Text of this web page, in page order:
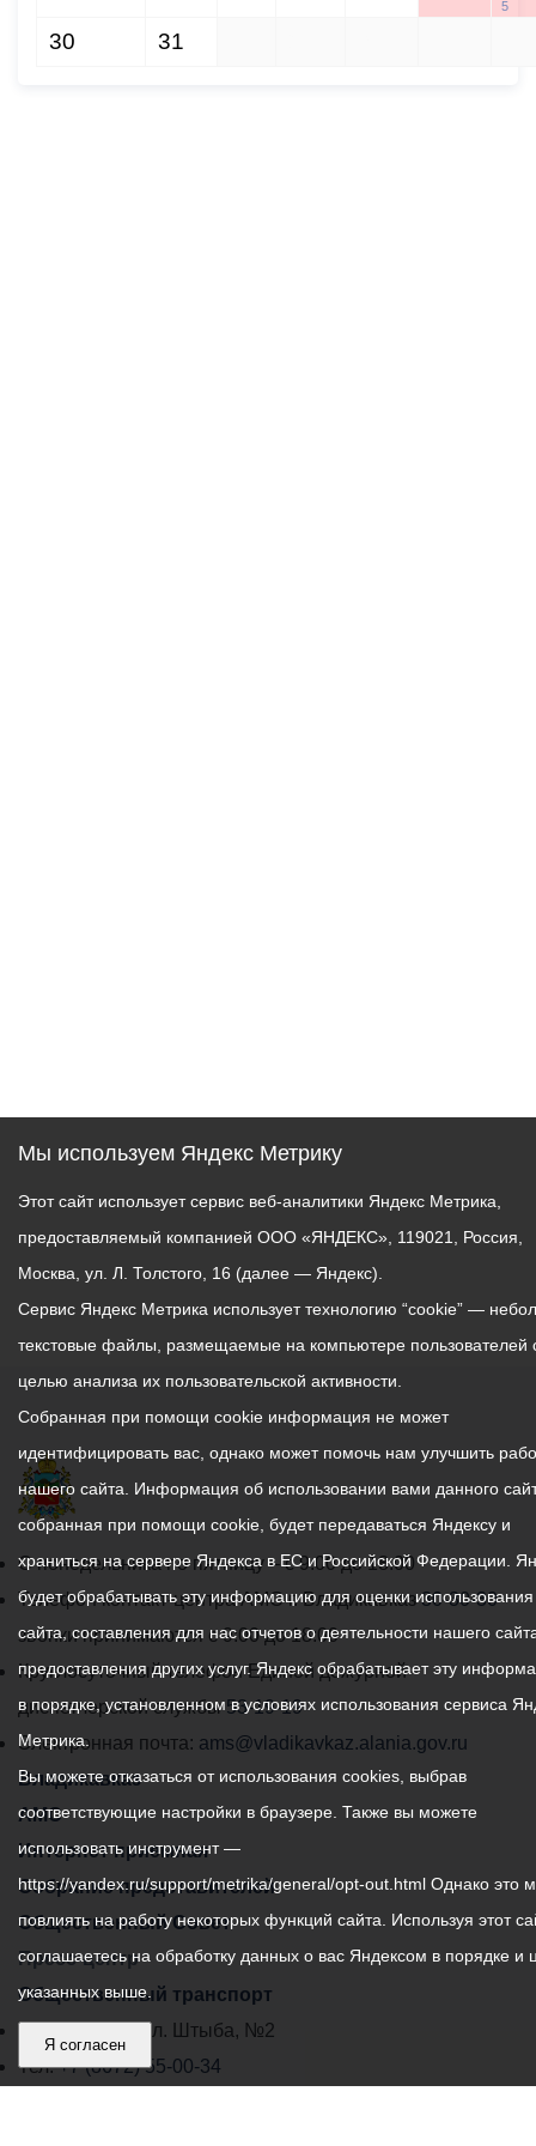
5
30 31
График
работы
администрации
местного
самоуправления
города
Владикавказ:
С понедельника по пятницу – с 9.00 до 18.00
Телефон контакт-центра АМС г. Владикавказ30-30-30
звонки принимаются с 9:00 до 18:00
Круглосуточный телефон Единой дежурной
диспетчерской службы53-19-19
Электронная почта: ams@vladikavkaz.alania.gov.ru
Владикавказ
АМС
Интернет приемная
Собрание представителей
Общественный Совет
Пресс-центр
Общественный транспорт
Владикавказ, пл. Штыба, №2
Тел:+7 (8672) 55-00-34
Мы используем Яндекс Метрику
Этот сайт использует сервис веб-аналитики Яндекс Метрика,
предоставляемый компанией ООО «ЯНДЕКС», 119021, Россия,
Москва, ул. Л. Толстого, 16 (далее — Яндекс).
Сервис Яндекс Метрика использует технологию “cookie” —
текстовые файлы, размещаемые на компьютере пользователей
целью анализа их пользовательской активности.
Собранная при помощи cookie информация не может
идентифицировать вас, однако может помочь нам улучшить
нашего сайта. Информация об использовании вами данного
собранная при помощи cookie, будет передаваться Яндексу и
храниться на сервере Яндекса в ЕС и Российской Федерации.
будет обрабатывать эту информацию для оценки
сайта, составления для нас отчетов о деятельности нашего
предоставления других услуг. Яндекс обрабатывает эту
в порядке, установленном в условиях использования сервиса
Метрика.
Вы можете отказаться от использования cookies, выбрав
соответствующие настройки в браузере. Также вы можете
использовать инструмент —
https://yandex.ru/support/metrika/general/opt-out.html Однако это
повлиять на работу некоторых функций сайта. Используя этот
соглашаетесь на обработку данных о вас Яндексом в порядке и
указанных выше.
Я согласен